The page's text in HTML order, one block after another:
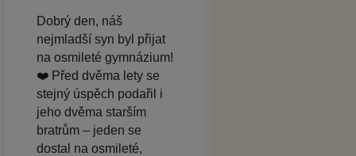
Dobrý den, náš
nejmladší syn byl přijat
na osmileté gymnázium!
❤️ Před dvěma lety se
stejný úspěch podařil i
jeho dvěma starším
bratrům – jeden se
dostal na osmileté,